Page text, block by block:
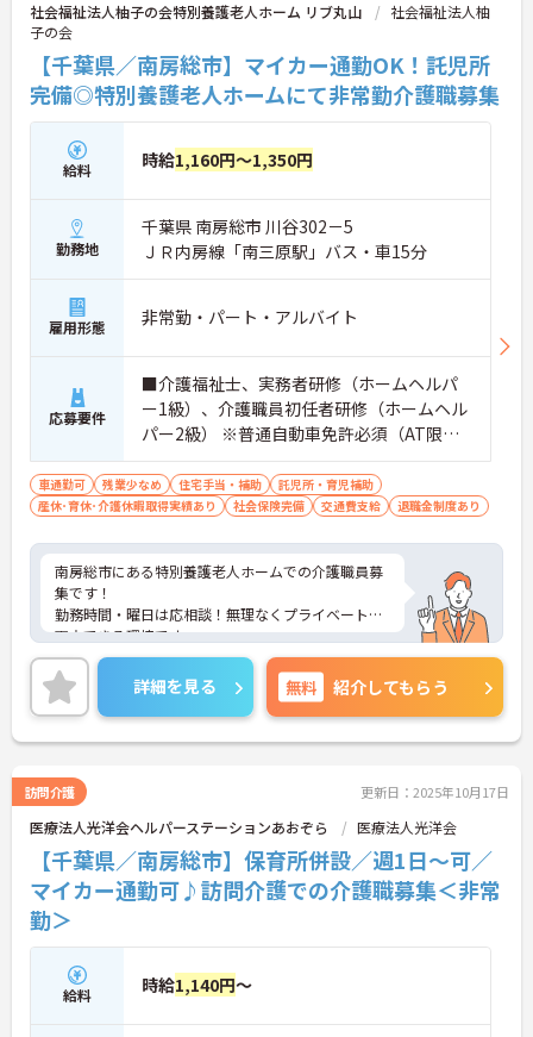
社会福祉法人柚子の会特別養護老人ホーム リブ丸山
社会福祉法人柚
子の会
【千葉県／南房総市】マイカー通勤OK！託児所
完備◎特別養護老人ホームにて非常勤介護職募集
給料 時給1,160円～1,350円
勤務地
千葉県 南房総市 川谷302－5
ＪＲ内房線「南三原駅」バス・車15分
雇用形態 非常勤・パート・アルバイト
応募要件
■介護福祉士、実務者研修（ホームヘルパ
ー1級）、介護職員初任者研修（ホームヘル
パー2級） ※普通自動車免許必須（AT限定
可） ※介護実務の経験があれば尚良
車通勤可 残業少なめ 住宅手当・補助
託児所・育児補助
産休･育休･介護休暇取得実績あり
社会保険完備 交通費支給 退職金制度あり
南房総市にある特別養護老人ホームでの介護職員募
集です！
勤務時間・曜日は応相談！無理なくプライベートと
両立できる環境です。
ご興味ある方には、面接のポイントなど、さらに詳
細をお話致しますのでお気軽にご相談ください。
詳細を見る 無料 紹介してもらう
訪問介護 更新日：2025年10月17日
医療法人光洋会ヘルパーステーションあおぞら 医療法人光洋会
【千葉県／南房総市】保育所併設／週1日～可／
マイカー通勤可♪訪問介護での介護職募集＜非常
勤＞
給料 時給1,140円～